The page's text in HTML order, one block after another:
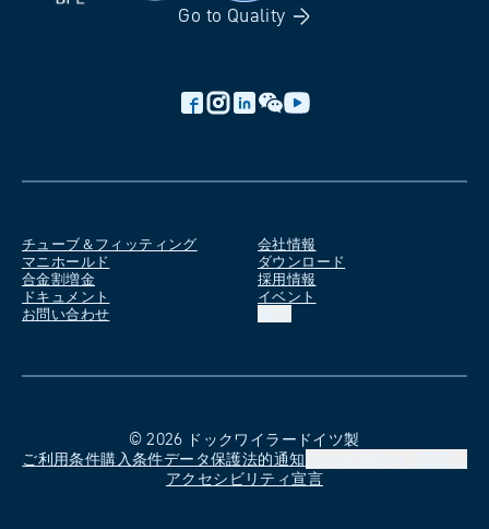
Go to Quality
チューブ＆フィッティング
マニホールド
合金割増金
ドキュメント
お問い合わせ
会社情報
ダウンロード
採用情報
イベント
©2026 ドックワイラー ドイツ製
ご利用条件購入条件データ保護法的通知
アクセシビリティ宣言